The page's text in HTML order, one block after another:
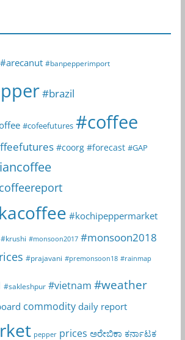
#arecanut #banpepperimport
#brazil
#cofeefutures #coffee
#coorg #forecast #GAP
#kochipeppermarket
#krushi #monsoon2017 #monsoon2018
#prajavani #premonsoon18 #rainmap
#sakleshpur #vietnam #weather
commodity daily report
pepper prices ಅರೇಬಿಕಾ ಕರ್ನಾಟಕ